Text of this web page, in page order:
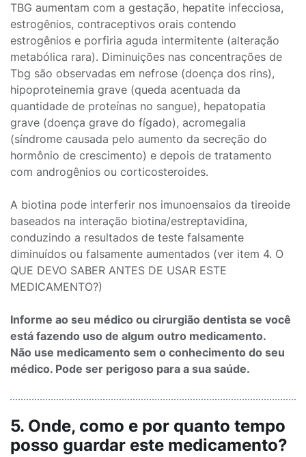
TBG aumentam com a gestação, hepatite infecciosa,
estrogênios, contraceptivos orais contendo
estrogênios e porfiria aguda intermitente (alteração
metabólica rara). Diminuições nas concentrações de
Tbg são observadas em nefrose (doença dos rins),
hipoproteinemia grave (queda acentuada da
quantidade de proteínas no sangue), hepatopatia
grave (doença grave do fígado), acromegalia
(síndrome causada pelo aumento da secreção do
hormônio de crescimento) e depois de tratamento
com androgênios ou corticosteroides.
A biotina pode interferir nos imunoensaios da tireoide
baseados na interação biotina/estreptavidina,
conduzindo a resultados de teste falsamente
diminuídos ou falsamente aumentados (ver item 4. O
QUE DEVO SABER ANTES DE USAR ESTE
MEDICAMENTO?)
Informe ao seu médico ou cirurgião dentista se você
está fazendo uso de algum outro medicamento.
Não use medicamento sem o conhecimento do seu
médico. Pode ser perigoso para a sua saúde.
5. Onde, como e por quanto tempo
posso guardar este medicamento?